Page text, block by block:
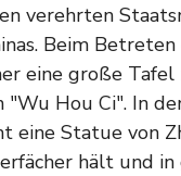
verehrten
Beim Betreten
eine große
"Wu Hou Ci". In
eine Statue von
hält und